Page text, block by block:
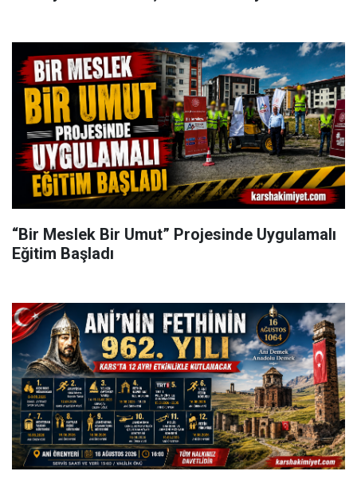
“Bir Meslek Bir Umut” Projesinde Uygulamalı
Eğitim Başladı